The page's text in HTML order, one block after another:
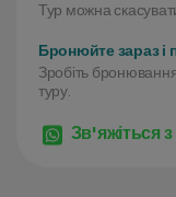
Тур можна
Бронюйте зараз і
Зробіть
туру.
Зв'яжіться